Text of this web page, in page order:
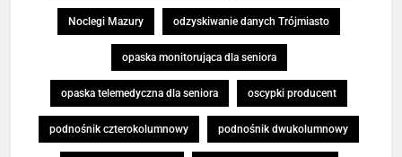
Noclegi Mazury odzyskiwanie danych Trójmiasto
opaska monitorująca dla seniora
opaska telemedyczna dla seniora oscypki producent
podnośnik czterokolumnowy podnośnik dwukolumnowy